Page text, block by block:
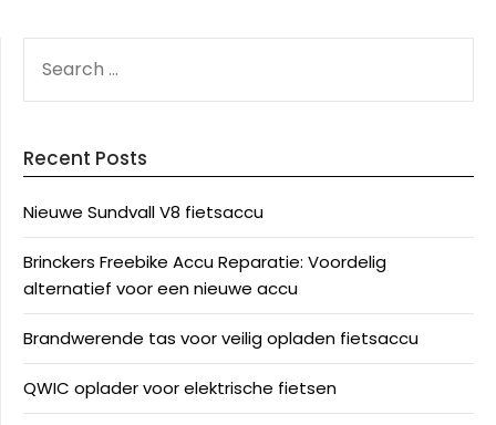
FOR:
Recent Posts
Nieuwe Sundvall V8 fietsaccu
Brinckers Freebike Accu Reparatie: Voordelig
alternatief voor een nieuwe accu
Brandwerende tas voor veilig opladen fietsaccu
QWIC oplader voor elektrische fietsen